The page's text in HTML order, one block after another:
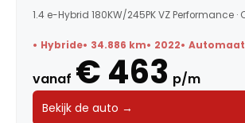
Hybride 34.886 km 2022 Automaat
vanaf € 463 p/m
Bekijk de auto →